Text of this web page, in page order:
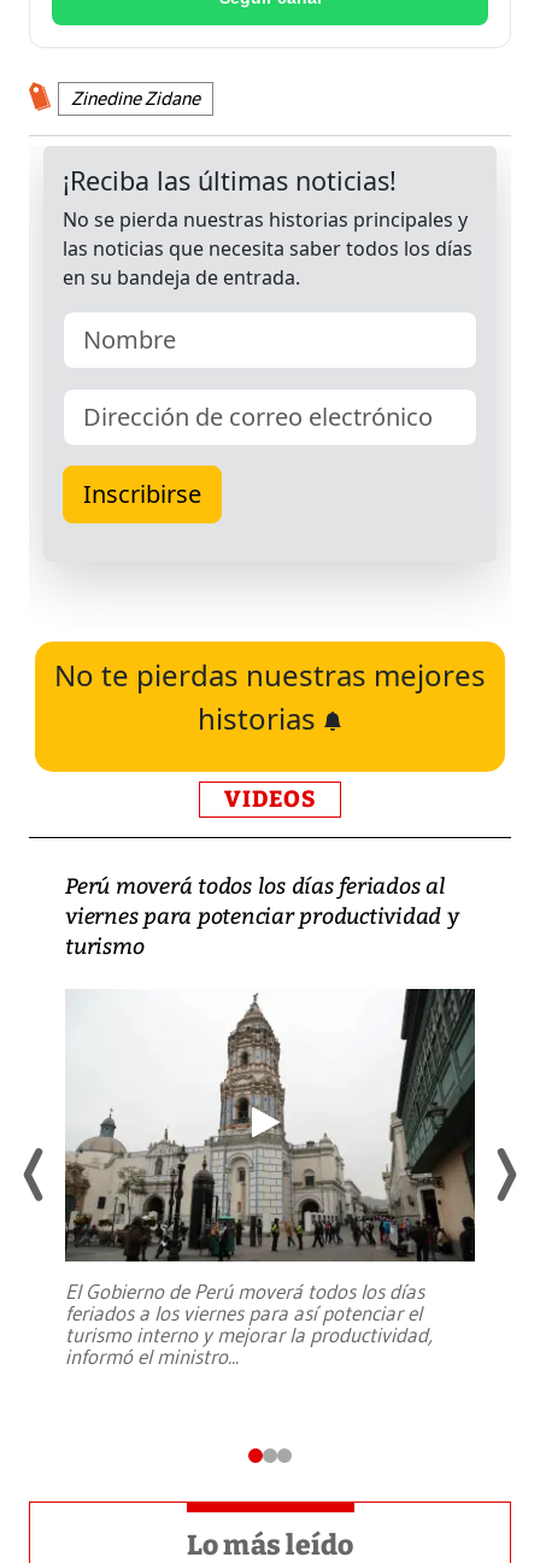
Zinedine Zidane
No te pierdas nuestras mejores
historias
VIDEOS
Perú moverá todos los días feriados al
viernes para potenciar productividad y
turismo
El Gobierno de Perú moverá todos los días
feriados a los viernes para así potenciar el
turismo interno y mejorar la productividad,
informó el ministro...
Lo más leído